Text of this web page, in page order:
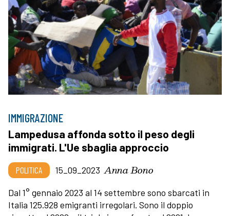
IMMIGRAZIONE
Lampedusa affonda sotto il peso degli
immigrati. L'Ue sbaglia approccio
POLITICA 15_09_2023 Anna Bono
Dal 1° gennaio 2023 al 14 settembre sono sbarcati in
Italia 125.928 emigranti irregolari. Sono il doppio